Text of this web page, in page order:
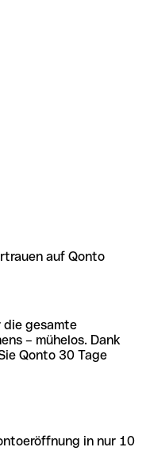
auf Qonto
die gesamte
– mühelos. Dank
Qonto 30 Tage
in nur 10